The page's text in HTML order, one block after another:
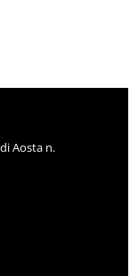
Aosta n.